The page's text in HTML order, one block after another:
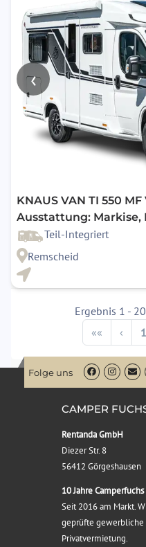
‹
KNAUS VAN TI 550
Ausstattung: Markise, Navigation,
Rückfahrkamera, uvm.
Teil-Integriert
Remscheid
Ergebnis 1 -
««
‹ 1
Folge uns
CAMPER
Rentanda GmbH
Diezer Str. 8
56412 Görgeshausen
10 Jahre Camperfuchs
Seit 2016 am Markt.
geprüfte gewerbliche
Privatvermietung.